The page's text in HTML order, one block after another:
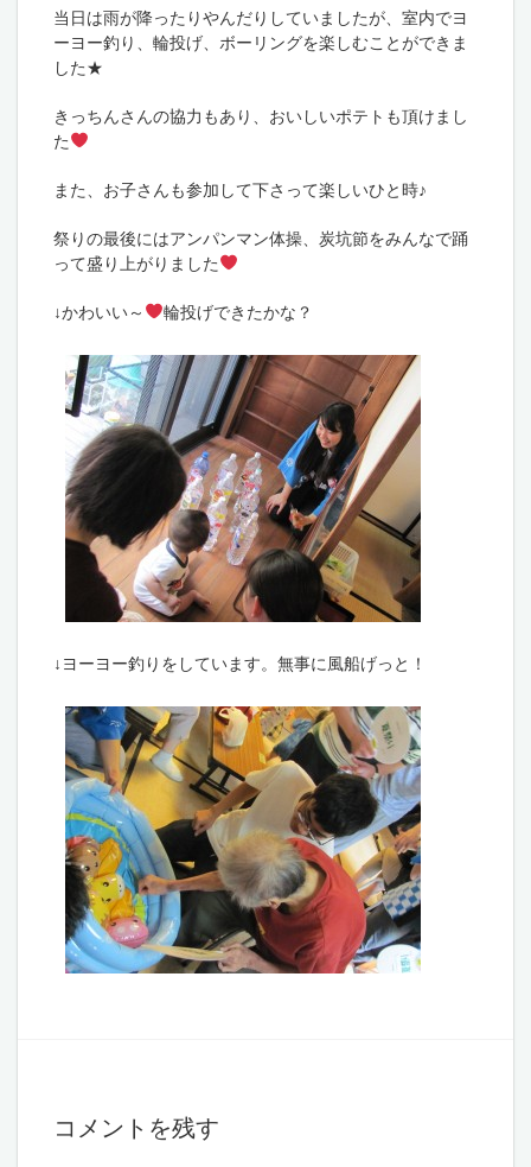
当日は雨が降ったりやんだりしていましたが、室内でヨ
ーヨー釣り、輪投げ、ボーリングを楽しむことができま
した★
きっちんさんの協力もあり、おいしいポテトも頂けまし
た
また、お子さんも参加して下さって楽しいひと時♪
祭りの最後にはアンパンマン体操、炭坑節をみんなで踊
って盛り上がりました
↓かわいい～ 輪投げできたかな？
↓ヨーヨー釣りをしています。無事に風船げっと！
コメントを残す